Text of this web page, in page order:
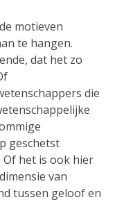
motieven
te hangen.
dat het zo
die
geschetst
Of het is ook hier
van
tussen geloof en